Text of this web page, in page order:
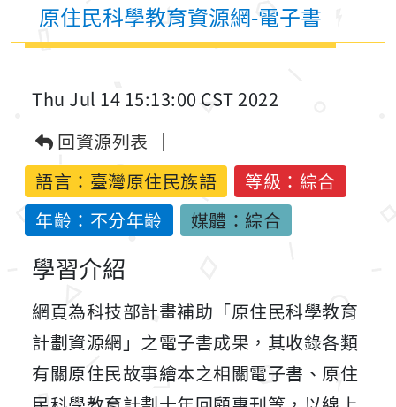
原住民科學教育資源網-電子書
Thu Jul 14 15:13:00 CST 2022
回資源列表
語言： 臺灣原住民族語
等級：綜合
年齡：不分年齡
媒體：綜合
學習介紹
網頁為科技部計畫補助「原住民科學教育
計劃資源網」之電子書成果，其收錄各類
有關原住民故事繪本之相關電子書、原住